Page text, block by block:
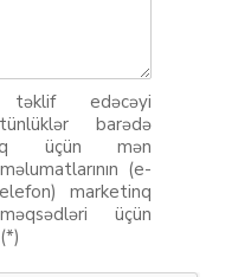
təklif edəcəyi
barədə
üçün mən
(e-
marketinq
üçün